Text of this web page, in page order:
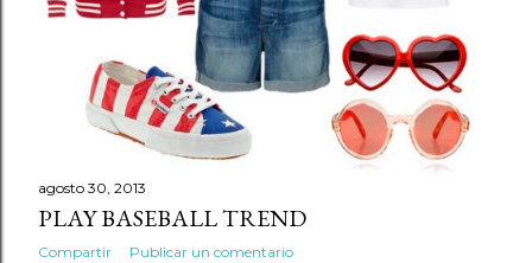
s
agosto 30, 2013
PLAY BASEBALL TREND
Compartir Publicar un comentario